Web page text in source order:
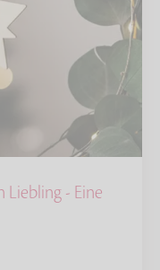
Liebling - Eine